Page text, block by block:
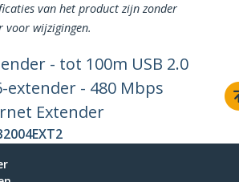
van het product zijn zonder
voor wijzigingen.
- tot 100m USB 2.0
extender - 480 Mbps
Extender